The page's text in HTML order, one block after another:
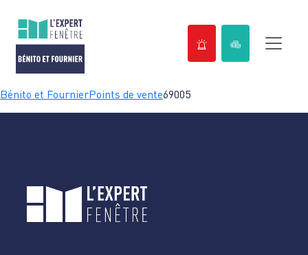
Passer
Bénito et FournierPoints de vente69005